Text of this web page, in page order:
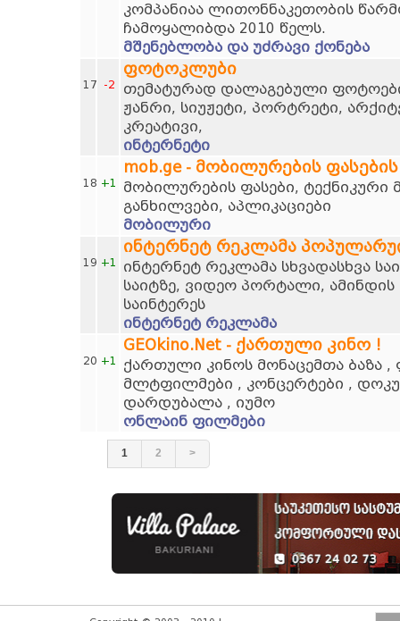
კომპანიაა ლითონნაკეთობის
ჩამოყალიბდა 2010 წელს.
მშენებლობა და უძრავი ქონება
17 -2
ფოტოკლუბი
თემატურად დალაგებული
ჟანრი, სიუჟეტი, პორტრეტი,
კრეატივი,
ინტერნეტი
18 +1
mob.ge - მობილურების
მობილურების ფასები, ტექნიკური
განხილვები, აპლიკაციები
მობილური
19 +1
ინტერნეტ რეკლამა
ინტერნეტ რეკლამა სხვადასხვა
საიტზე, ვიდეო პორტალი,
საინტერეს
ინტერნეტ რეკლამა
20 +1
GEOkino.Net - ქართული კინო !
ქართული კინოს მონაცემთა ბაზა ,
მლტფილმები , კონცერტები ,
დარდუბალა , იუმო
ონლაინ ფილმები
1 2 >